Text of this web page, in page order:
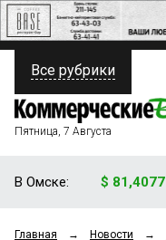
ПОЛИТИКА
ФИНАНСЫ
Все рубрики
Пятница, 7 Августа
В Омске: $ 81,4077
Главная → Новости →